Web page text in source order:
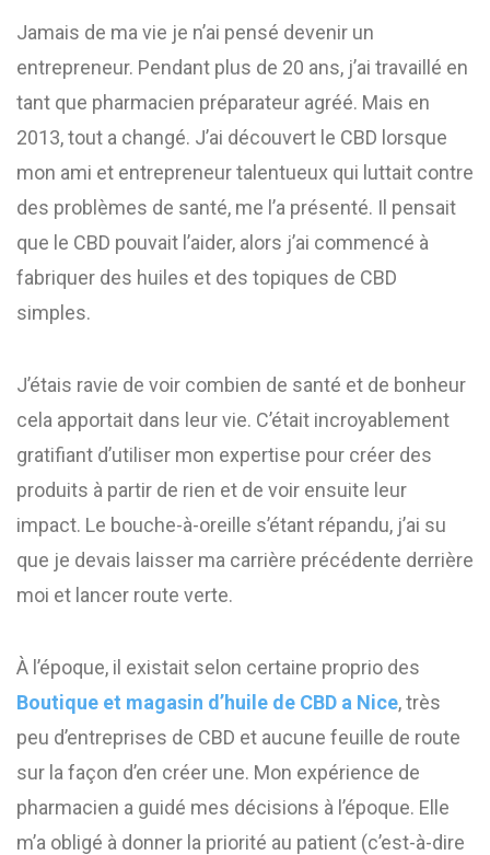
Jamais de ma vie je n’ai pensé devenir un
entrepreneur. Pendant plus de 20 ans, j’ai travaillé en
tant que pharmacien préparateur agréé. Mais en
2013, tout a changé. J’ai découvert le CBD lorsque
mon ami et entrepreneur talentueux qui luttait contre
des problèmes de santé, me l’a présenté. Il pensait
que le CBD pouvait l’aider, alors j’ai commencé à
fabriquer des huiles et des topiques de CBD
simples.
J’étais ravie de voir combien de santé et de bonheur
cela apportait dans leur vie. C’était incroyablement
gratifiant d’utiliser mon expertise pour créer des
produits à partir de rien et de voir ensuite leur
impact. Le bouche-à-oreille s’étant répandu, j’ai su
que je devais laisser ma carrière précédente derrière
moi et lancer route verte.
À l’époque, il existait selon certaine proprio des
Boutique et magasin d’huile de CBD a Nice, très
peu d’entreprises de CBD et aucune feuille de route
sur la façon d’en créer une. Mon expérience de
pharmacien a guidé mes décisions à l’époque. Elle
m’a obligé à donner la priorité au patient (c’est-à-dire